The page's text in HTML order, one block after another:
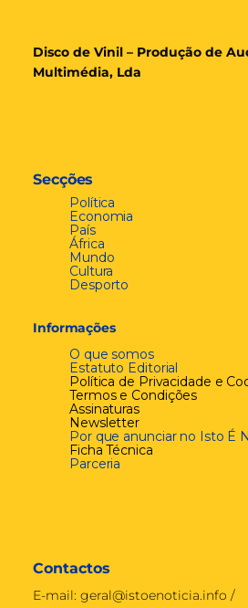
Disco de Vinil – Produção de
Multimédia, Lda
Secções
Política
Economia
País
África
Mundo
Cultura
Desporto
Informações
O que somos
Estatuto Editorial
Política de Privacidade e
Termos e Condições
Assinaturas
Newsletter
Por que anunciar no Isto É
Ficha Técnica
Parceria
Contactos
E-mail: geral@istoenoticia.info /